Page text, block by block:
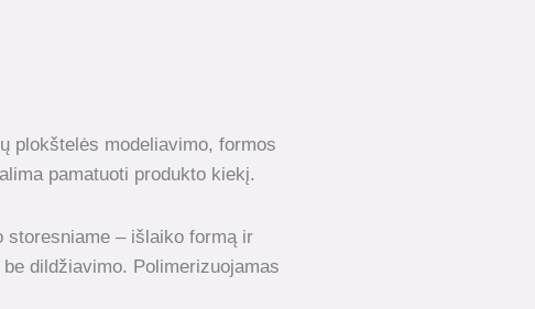
plokštelės modeliavimo, formos
pamatuoti produkto kiekį.
– išlaiko formą ir
dildžiavimo. Polimerizuojamas